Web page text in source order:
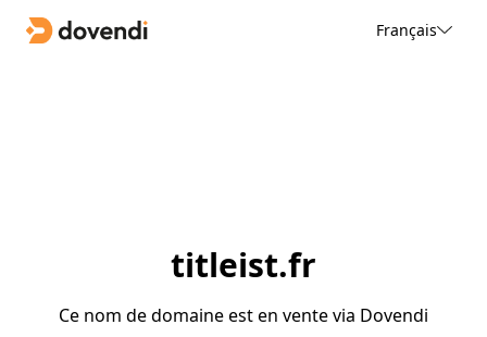
Français
titleist.fr
Ce nom de domaine est en vente via Dovendi